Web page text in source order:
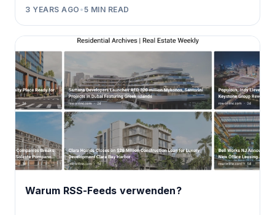
3 YEARS AGO •5 MIN READ
Warum RSS-Feeds verwenden?